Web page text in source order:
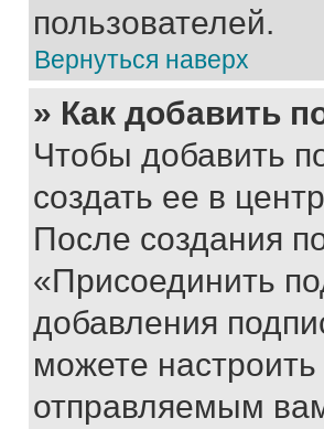
пользователей.
Вернуться наверх
» Как добавить
Чтобы добавить
создать ее в
После создания
«Присоединить
добавления
можете
отправляемым